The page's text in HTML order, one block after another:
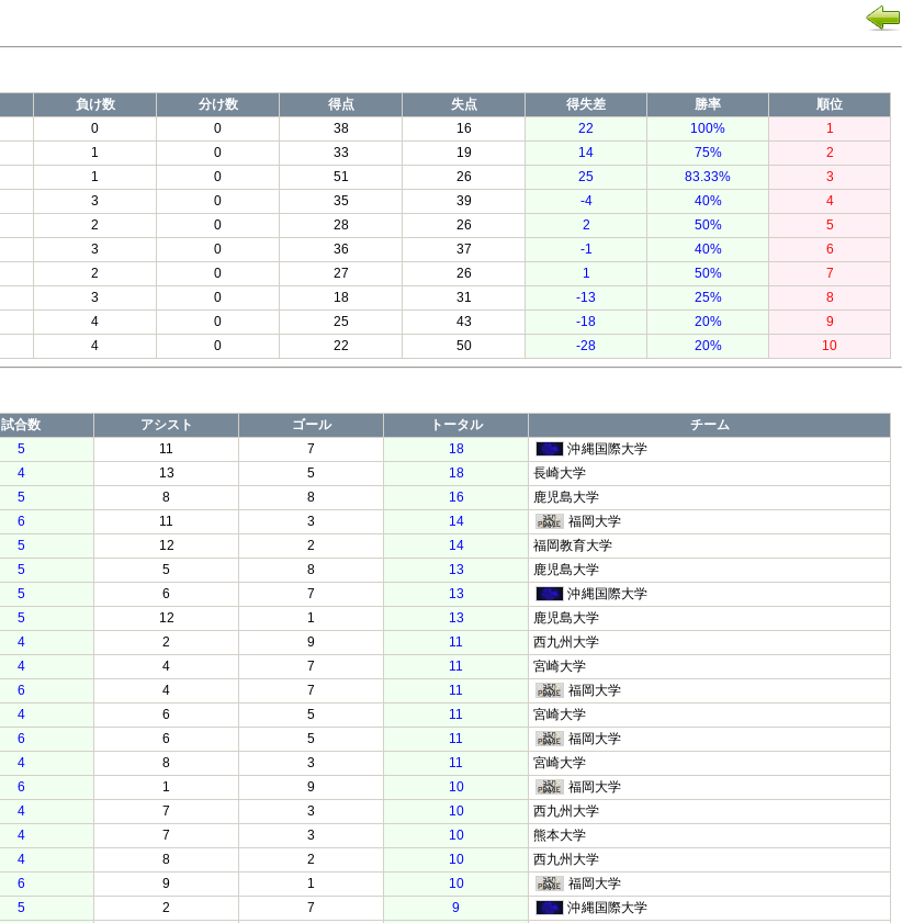
負け数 分け数 得点 失点 得失差 勝率
順位
0 0 38 16 22 100%
1
1 0 33 19 14 75%
2
1 0 51 26 25 83.33%
3
3 0 35 39 -4 40%
4
2 0 28 26 2 50%
5
3 0 36 37 -1 40%
6
2 0 27 26 1 50%
7
3 0 18 31 -13 25%
8
4 0 25 43 -18 20%
9
4 0 22 50 -28 20% 10
試合数 アシスト ゴール トータル
チーム
5 11 7 18
沖縄国際大学
4 13 5 18
長崎大学
5 8 8 16
鹿児島大学
6 11 3 14
福岡大学
5 12 2 14
福岡教育大学
5 5 8 13
鹿児島大学
5 6 7 13
沖縄国際大学
5 12 1 13
鹿児島大学
4 2 9 11
西九州大学
4 4 7 11
宮崎大学
6 4 7 11
福岡大学
4 6 5 11
宮崎大学
6 6 5 11
福岡大学
4 8 3 11
宮崎大学
6 1 9 10
福岡大学
4 7 3 10
西九州大学
4 7 3 10
熊本大学
4 8 2 10
西九州大学
6 9 1 10
福岡大学
5 2 7 9
沖縄国際大学